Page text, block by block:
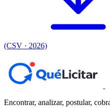
(CSV · 2026)
Encontrar, analizar, postular,